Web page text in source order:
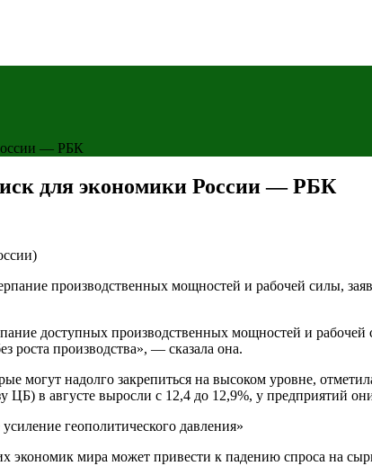
— РБК
для экономики России — РБК
производственных мощностей и рабочей силы,
доступных производственных мощностей и
роста производства», — сказала она.
могут надолго закрепиться на высоком уровне,
ЦБ) в августе выросли с 12,4 до 12,9%, у предприятий
геополитического давления»
мира может привести к падению спроса на